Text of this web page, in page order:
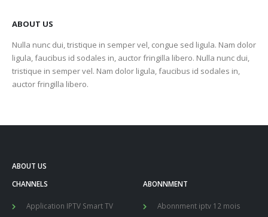
ABOUT US
Nulla nunc dui, tristique in semper vel, congue sed ligula. Nam dolor
ligula, faucibus id sodales in, auctor fringilla libero. Nulla nunc dui,
tristique in semper vel. Nam dolor ligula, faucibus id sodales in,
auctor fringilla libero.
ABOUT US
CHANNELS
Application IPTV Smart TV
ABONNMENT
Abonnment iptv 12 mois